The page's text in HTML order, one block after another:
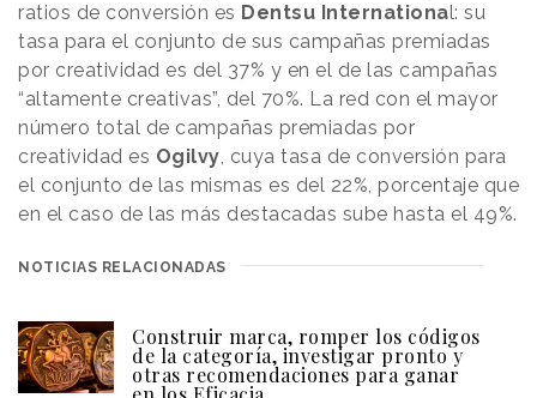
ratios de conversión es Dentsu International: su
tasa para el conjunto de sus campañas premiadas
por creatividad es del 37% y en el de las campañas
“altamente creativas”, del 70%. La red con el mayor
número total de campañas premiadas por
creatividad es Ogilvy, cuya tasa de conversión para
el conjunto de las mismas es del 22%, porcentaje que
en el caso de las más destacadas sube hasta el 49%.
NOTICIAS RELACIONADAS
Construir marca, romper los códigos
de la categoría, investigar pronto y
otras recomendaciones para ganar